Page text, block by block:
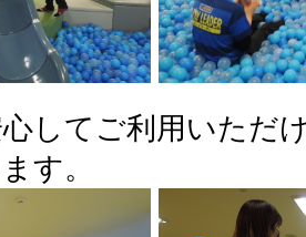
してご利用いただ
す。